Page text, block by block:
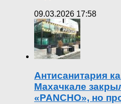
09.03.2026 17:58
Антисанитария
Махачкале
«PANCHO», но